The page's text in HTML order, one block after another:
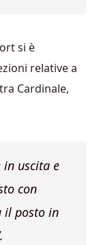
si è
relative a
Cardinale,
in uscita e
con
il posto in